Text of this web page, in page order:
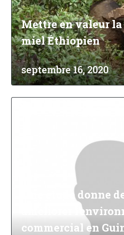
Mettre en valeur
miel Éthiopien
septembre 16, 2020
Une étude donne
améliorer
commercial en